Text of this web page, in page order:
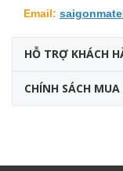
Email:
HỖ TRỢ KHÁCH
CHÍNH SÁCH